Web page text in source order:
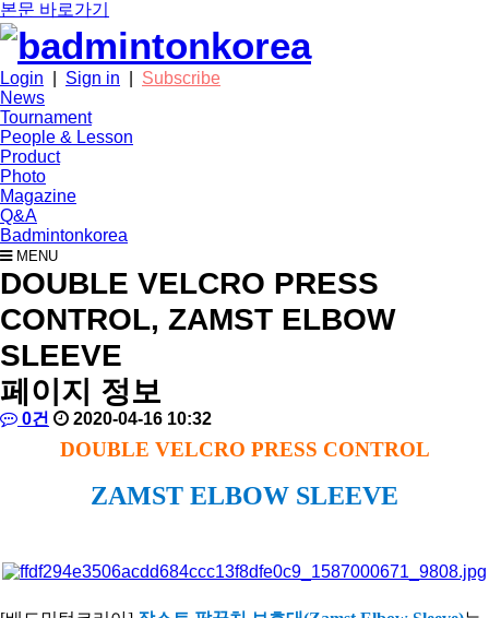
본문 바로가기
Login Sign in
Subscribe
News
Tournament
People & Lesson
Product
Photo
Magazine
Q&A
Badmintonkorea
MENU
product
DOUBLE VELCRO PRESS
CONTROL, ZAMST ELBOW
SLEEVE
페이지 정보
작
배
댓 0건 작
일
2020-04-16 10:32
DOUBLE VELCRO PRESS CONTROL
ZAMST ELBOW SLEEVE